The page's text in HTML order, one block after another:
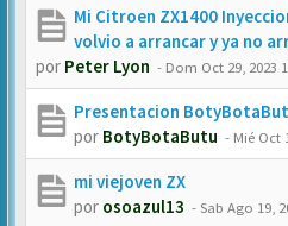
Mi Citroen ZX1400
volvio a arrancar y ya no
por Peter Lyon - Dom Oct 29, 2023
Presentacion
por BotyBotaButu - Mié Oct
mi viejoven ZX
por osoazul13 -Sab Ago 19,